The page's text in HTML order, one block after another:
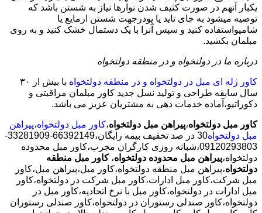
یکبار آنهم در صورت کثیف شدن نوارها نیاز به شستن باشد که
توصیه میشود به جای تاید یا پودرجهت شستن ازمایع یا
شامپواستفاده کنید و سپس آنرا با یک دستمال خشک کنید و به روی
مبلمان بکشید.
درباره ما در دولتخواه و در منطقه دولتخواه
کاور ژله ای مبل در دولتخواه و در منطقه دولتخواه
با بیش از ٣٠
سال سابقه طراحی و تولید نسل جدید کاور مبلمان مراقبتی و
دکوراتیو،آماده خدمات دهی به مشتریان عزیز می باشد.
کاور مبل دولتخواه،پیراهن مبل دولتخواه،کاور مبل دولتخواه،پیراهن
مبل دولتخواه
30 در صد تخفیف بیمه رایگان،66392149-33281909-
09120293803،شبانه روزی کارگران مجرب،کاور مبل محدوده
دولتخواه،پیراهن مبل محدوده دولتخواه، کاور مبل منطقه
دولتخواه،پیراهن مبل منطقه دولتخواه،کاور مبل،پیراهن مبل،کاور
مبل شرکت،کاور مبل ادارات،کاور مبل شرکت در دولتخواه،کاور
مبل ادارات در دولتخواه،کاور مبل با نرخ اتحادیه،کاور مبل در
دولتخواه،کاور صندلی رستوران در دولتخواه،کاور صندلی رستوران